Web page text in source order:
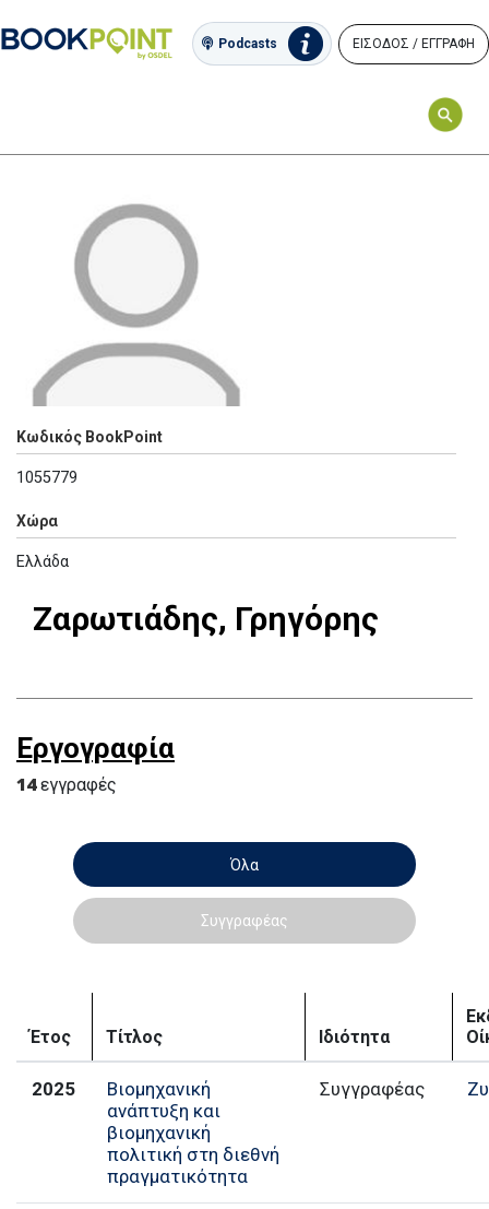
Podcasts ΕΙΣΟΔΟΣ / ΕΓΓΡΑΦΗ
Κωδικός BookPoint
1055779
Χώρα
Ελλάδα
Ζαρωτιάδης, Γρηγόρης
Εργογραφία
14εγγραφές
Όλα
Συγγραφέας
Έτος Τίτλος Ιδιότητα
2025
Βιομηχανική
ανάπτυξη και
βιομηχανική
πολιτική στη διεθνή
πραγματικότητα
Συγγραφέας